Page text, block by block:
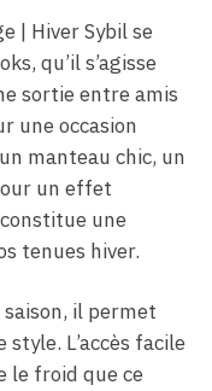
| Hiver Sybil se
qu’il s’agisse
sortie entre amis
une occasion
manteau chic, un
un effet
une
tenues hiver.
il permet
L’accès facile
le froid que ce